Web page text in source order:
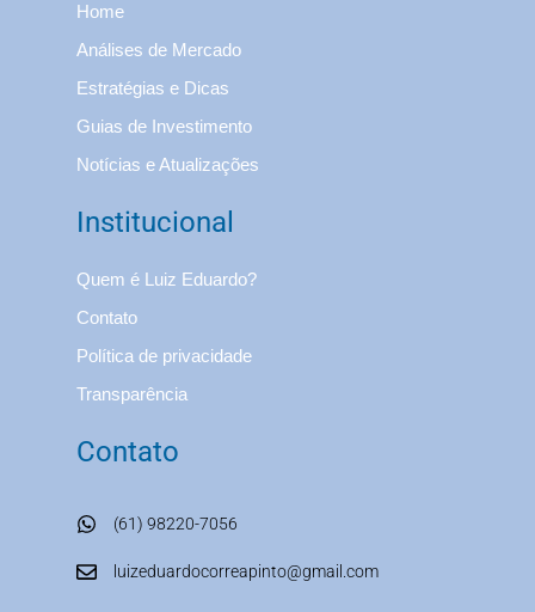
Home
Análises de Mercado
Estratégias e Dicas
Guias de Investimento
Notícias e Atualizações
Institucional
Quem é Luiz Eduardo?
Contato
Política de privacidade
Transparência
Contato
(61) 98220-7056
luizeduardocorreapinto@gmail.com